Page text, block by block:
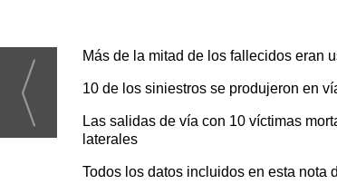
Más de la mitad de los fallecidos eran
10 de los siniestros se produjeron en
Las salidas de vía con 10 víctimas
laterales
Todos los datos incluidos en esta nota